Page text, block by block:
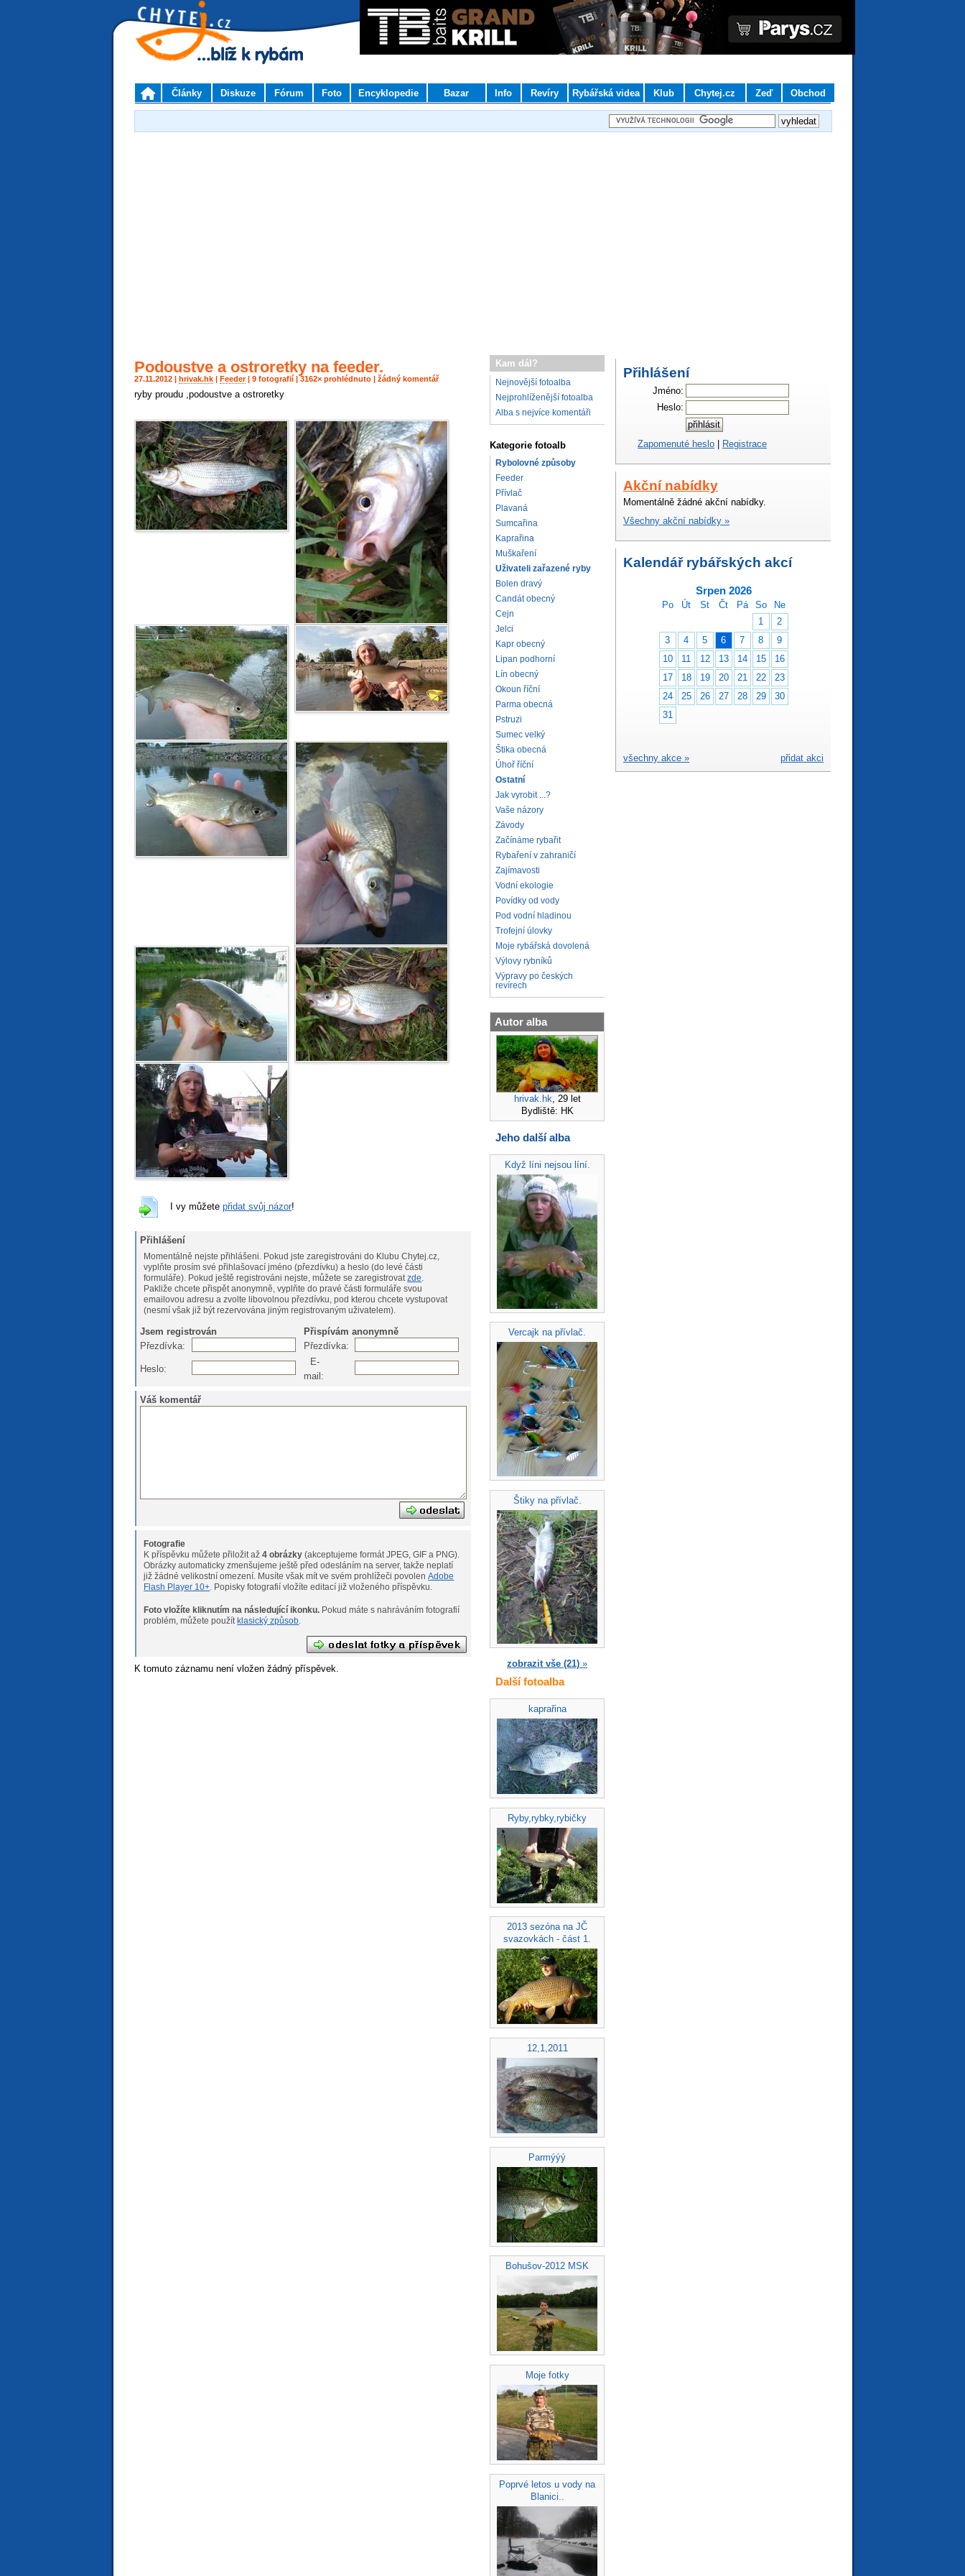
Články Diskuze Fórum Foto Encyklopedie Bazar Info Revíry Rybářská videa Klub Chytej.cz Zeď Obchod
Podoustve a ostroretky na feeder.
27.11.2012 | hrivak.hk | Feeder| 9 fotografií | 3162× prohlédnuto | žádný komentář
ryby proudu ,podoustve a ostroretky
I vy můžete přidat svůj názor!
Přihlášení
Momentálně nejste přihlášeni. Pokud jste zaregistrováni do Klubu Chytej.cz,
vyplňte prosím své přihlašovací jméno (přezdívku) a heslo (do levé části
formuláře). Pokud ještě registrováni nejste, můžete se zaregistrovatzde.
Pakliže chcete přispět anonymně, vyplňte do pravé části formuláře svou
emailovou adresu a zvolte libovolnou přezdívku, pod kterou chcete vystupovat
(nesmí však již být rezervována jiným registrovaným uživatelem).
Jsem registrován
Přispívám anonymně
Přezdívka:
Přezdívka:
Heslo:
E-
mail:
Váš komentář
Fotografie
K příspěvku můžete přiložit až4 obrázky (akceptujeme formát JPEG, GIF a PNG).
Obrázky automaticky zmenšujeme ještě před odesláním na server, takže neplatí
již žádné velikostní omezení. Musíte však mít ve svém prohlížeči povolenAdobe
Flash Player 10+ . Popisky fotografií vložíte editací již vloženého příspěvku.
Foto vložíte kliknutím na následující ikonku.
problém, můžete použítklasický způsob
K tomuto záznamu není vložen žádný příspěvek.
Kam dál?
Nejnovější fotoalba
Nejprohlíženější fotoalba
Alba s nejvíce komentáři
Kategorie fotoalb
Rybolovné způsoby
Feeder
Přívlač
Plavaná
Sumcařina
Kaprařina
Muškaření
Uživateli zařazené ryby
Bolen dravý
Candát obecný
Cejn
Jelci
Kapr obecný
Lipan podhorní
Lín obecný
Okoun říční
Parma obecná
Pstruzi
Sumec velký
Štika obecná
Úhoř říční
Ostatní
Jak vyrobit ...?
Vaše názory
Závody
Začínáme rybařit
Rybaření v zahraničí
Zajímavosti
Vodní ekologie
Povídky od vody
Pod vodní hladinou
Trofejní úlovky
Moje rybářská dovolená
Výlovy rybníků
Výpravy po českých
revírech
Autor alba
hrivak.hk, 29 let
Bydliště: HK
Jeho další alba
Když líni nejsou líní.
Vercajk na přívlač.
Štiky na přívlač.
zobrazit vše (21) »
Další fotoalba
kaprařina
Ryby,rybky,rybičky
2013 sezóna na JČ
svazovkách - část 1.
12,1,2011
Parmýýý
Bohušov-2012 MSK
Moje fotky
Poprvé letos u vody na
Blanici..
Přihlášení
Jméno:
Heslo:
Zapomenuté heslo | Registrace
Akční nabídky
Momentálně žádné akční nabídky.
Všechny akční nabídky »
Kalendář rybářských akcí
Srpen 2026
Po Út St Čt Pá So
Ne
1
2
3
4 5 6 7 8
9
10
11 12 13 14 15
16
17
18 19 20 21 22
23
24
25 26 27 28 29
30
31
přidat akci
všechny akce »